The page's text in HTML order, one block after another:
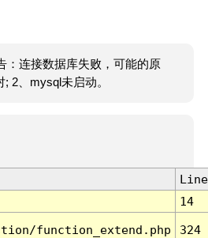
：连接数据库失败，可能的原
2、mysql未启动。
Line
14
function_extend.php 324